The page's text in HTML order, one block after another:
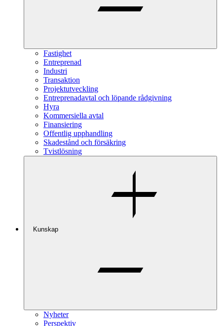
Fastighet
Entreprenad
Industri
Transaktion
Projektutveckling
Entreprenadavtal och löpande rådgivning
Hyra
Kommersiella avtal
Finansiering
Offentlig upphandling
Skadestånd och försäkring
Tvistlösning
Kunskap
Nyheter
Perspektiv